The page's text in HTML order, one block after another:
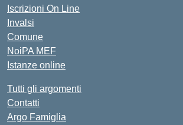
Iscrizioni On Line
Invalsi
Comune
NoiPA MEF
Istanze online
Tutti gli argomenti
Contatti
Argo Famiglia